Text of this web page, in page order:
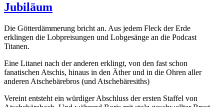
Jubiläum
Die Götterdämmerung bricht an. Aus jedem Fleck der Erde
erklingen die Lobpreisungen und Lobgesänge an die Podcast
Titanen.
Eine Litanei nach der anderen erklingt, von den fast schon
fanatischen Atschis, hinaus in den Äther und in die Ohren aller
anderen Atschebärebros (und Atschebäresiths)
Vereint entsteht ein würdiger Abschluss der ersten Staffel von